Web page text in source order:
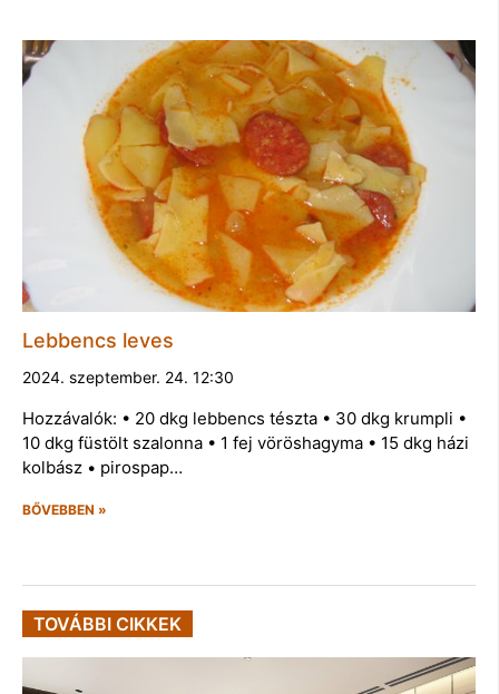
Lebbencs leves
2024. szeptember. 24. 12:30
Hozzávalók: • 20 dkg lebbencs tészta • 30 dkg krumpli •
10 dkg füstölt szalonna • 1 fej vöröshagyma • 15 dkg házi
kolbász • pirospap…
BŐVEBBEN »
TOVÁBBI CIKKEK